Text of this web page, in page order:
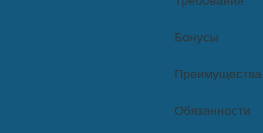
Бонусы
Преимущества
Обязанности